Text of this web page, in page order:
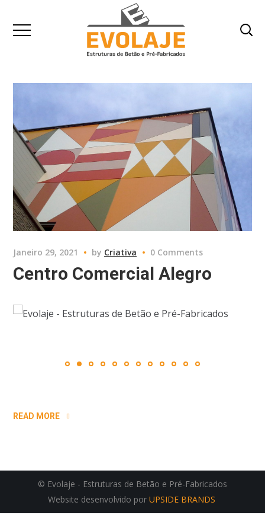
Janeiro 29, 2021 by Criativa 0 Comments
Centro Comercial Alegro
READ MORE
© Evolaje - Estruturas de Betão e Pré-Fabricados
Website desenvolvido por UPSIDE BRANDS